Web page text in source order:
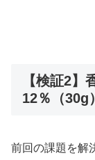
【検証2】
12％（30g
前回の課題を解